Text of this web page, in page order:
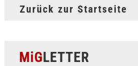
Zurück zur Startseite
MiGLETTER